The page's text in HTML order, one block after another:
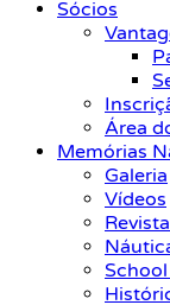
Sócios
Área
Memórias
Galeria
Vídeos